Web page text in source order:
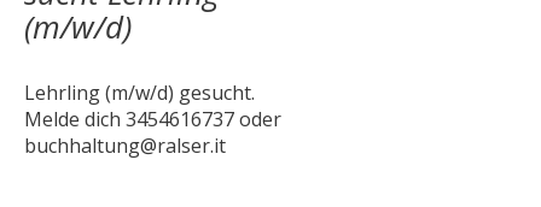
(m/w/d)
Lehrling (m/w/d) gesucht.
Melde dich 3454616737 oder
buchhaltung@ralser.it